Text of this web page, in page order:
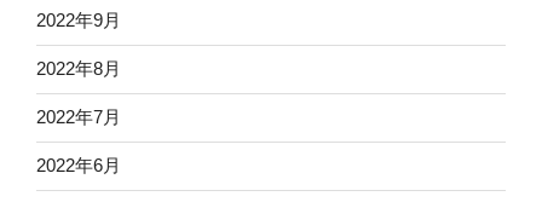
2022年9月
2022年8月
2022年7月
2022年6月